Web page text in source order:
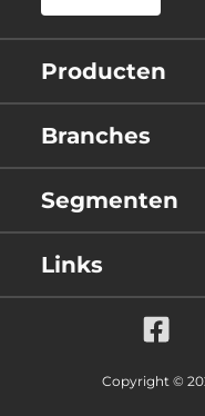
Producten
Branches
Segmenten
Links
Copyright ©